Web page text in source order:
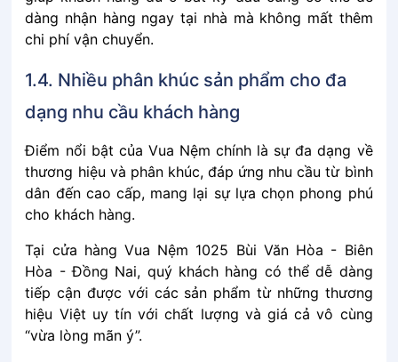
dàng nhận hàng ngay tại nhà mà không mất thêm
chi phí vận chuyển.
1.4. Nhiều phân khúc sản phẩm cho đa
dạng nhu cầu khách hàng
Điểm nổi bật của Vua Nệm chính là sự đa dạng về
thương hiệu và phân khúc, đáp ứng nhu cầu từ bình
dân đến cao cấp, mang lại sự lựa chọn phong phú
cho khách hàng.
Tại cửa hàng Vua Nệm 1025 Bùi Văn Hòa - Biên
Hòa - Đồng Nai, quý khách hàng có thể dễ dàng
tiếp cận được với các sản phẩm từ những thương
hiệu Việt uy tín với chất lượng và giá cả vô cùng
“vừa lòng mãn ý”.